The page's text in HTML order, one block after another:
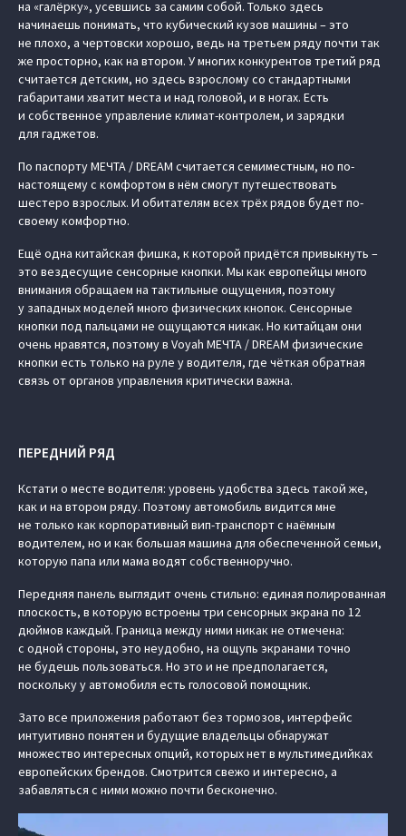
на «галёрку», усевшись за самим собой. Только здесь
начинаешь понимать, что кубический кузов машины – это
не плохо, а чертовски хорошо, ведь на третьем ряду почти так
же просторно, как на втором. У многих конкурентов третий ряд
считается детским, но здесь взрослому со стандартными
габаритами хватит места и над головой, и в ногах. Есть
и собственное управление климат-контролем, и зарядки
для гаджетов.
По паспорту МЕЧТА / DREAM считается семиместным, но по-
настоящему с комфортом в нём смогут путешествовать
шестеро взрослых. И обитателям всех трёх рядов будет по-
своему комфортно.
Ещё одна китайская фишка, к которой придётся привыкнуть –
это вездесущие сенсорные кнопки. Мы как европейцы много
внимания обращаем на тактильные ощущения, поэтому
у западных моделей много физических кнопок. Сенсорные
кнопки под пальцами не ощущаются никак. Но китайцам они
очень нравятся, поэтому в Voyah МЕЧТА / DREAM физические
кнопки есть только на руле у водителя, где чёткая обратная
связь от органов управления критически важна.
ПЕРЕДНИЙ РЯД
Кстати о месте водителя: уровень удобства здесь такой же,
как и на втором ряду. Поэтому автомобиль видится мне
не только как корпоративный вип-транспорт с наёмным
водителем, но и как большая машина для обеспеченной семьи,
которую папа или мама водят собственноручно.
Передняя панель выглядит очень стильно: единая полированная
плоскость, в которую встроены три сенсорных экрана по 12
дюймов каждый. Граница между ними никак не отмечена:
с одной стороны, это неудобно, на ощупь экранами точно
не будешь пользоваться. Но это и не предполагается,
поскольку у автомобиля есть голосовой помощник.
Зато все приложения работают без тормозов, интерфейс
интуитивно понятен и будущие владельцы обнаружат
множество интересных опций, которых нет в мультимедийках
европейских брендов. Смотрится свежо и интересно, а
забавляться с ними можно почти бесконечно.